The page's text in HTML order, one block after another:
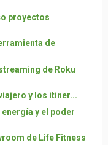
proyectos
de
de Roku
y los itiner...
y el poder
de Life Fitness